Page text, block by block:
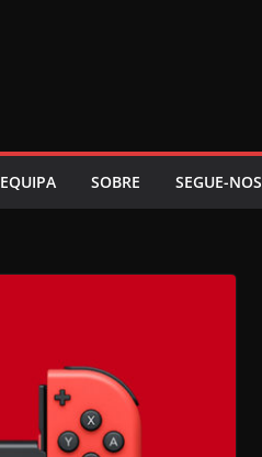
EQUIPA SOBRE SEGUE-NOS